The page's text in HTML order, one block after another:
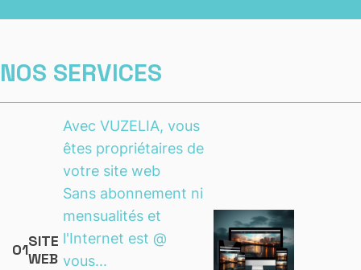
NOS SERVICES
01SITE
WEB
Avec VUZELIA, vous
êtes propriétaires de
votre site web
Sans abonnement ni
mensualités et
l'Internet est @
vous...